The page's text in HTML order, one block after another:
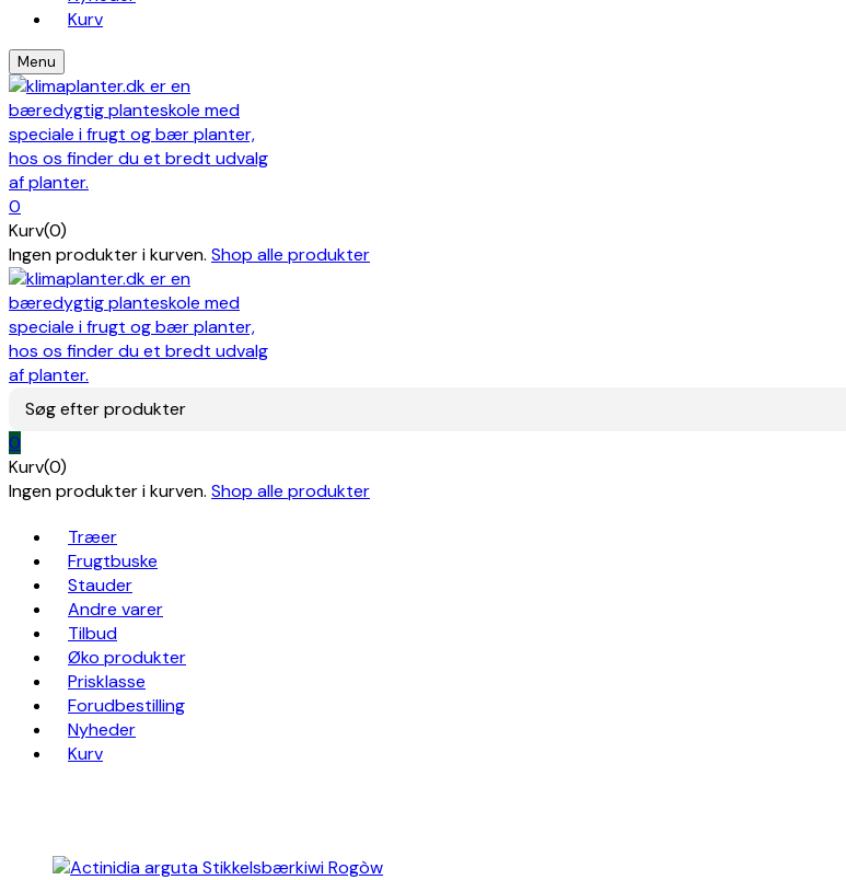
Kurv
Menu
0
Kurv(0)
Ingen produkter i kurven. Shop alle produkter
Søg efter produkter
0
Kurv(0)
Ingen produkter i kurven. Shop alle produkter
Træer
Frugtbuske
Stauder
Andre varer
Tilbud
Øko produkter
Prisklasse
Forudbestilling
Nyheder
Kurv